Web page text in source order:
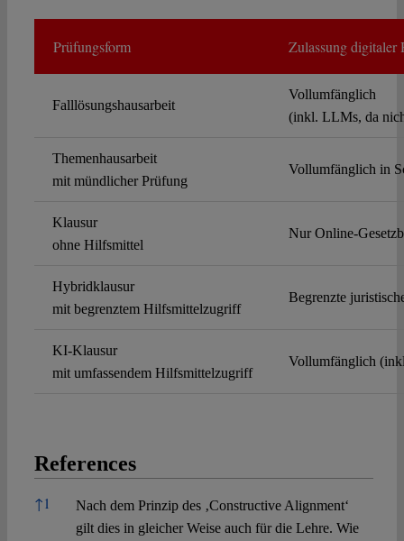
Prüfungsform Zulassung digitaler
Falllösungshausarbeit
Vollumfänglich
(inkl. LLMs, da
Themenhausarbeit
mit mündlicher Prüfung
Vollumfänglich in
Klausur
ohne Hilfsmittel
Nur Online-
Hybridklausur
mit begrenztem Hilfsmittelzugriff
Begrenzte
KI-Klausur
mit umfassendem Hilfsmittelzugriff
Vollumfänglich
References
References
↑1
Nach dem Prinzip des ‚Constructive Alignment‘
gilt dies in gleicher Weise auch für die Lehre. Wie